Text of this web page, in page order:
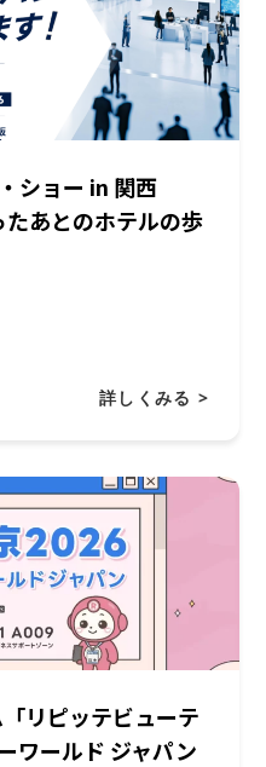
ショー in 関西
あとのホテルの歩
詳しくみる >
リピッテビューテ
ワールド ジャパン